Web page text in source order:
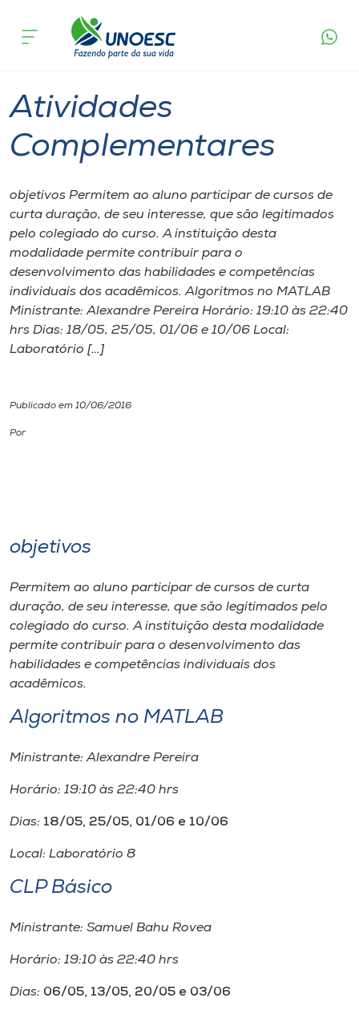
Cursos
Pesquisa
Portal de Ensino
A
Internacionalização
CPA
Biblioteca
Editora
Rádio
Museu
Store
o idioma
A+
Atividades
Complementares
objetivos Permitem ao aluno participar de cursos de
curta duração, de seu interesse, que são legitimados
pelo colegiado do curso. A instituição desta
modalidade permite contribuir para o
desenvolvimento das habilidades e competências
individuais dos acadêmicos. Algoritmos no MATLAB
Ministrante: Alexandre Pereira Horário: 19:10 às 22:40
hrs Dias: 18/05, 25/05, 01/06 e 10/06 Local:
Laboratório […]
Publicado em 10/06/2016
Por
objetivos
Permitem ao aluno participar de cursos de curta
duração, de seu interesse, que são legitimados pelo
colegiado do curso. A instituição desta modalidade
permite contribuir para o desenvolvimento das
habilidades e competências individuais dos
acadêmicos.
Algoritmos no MATLAB
Ministrante: Alexandre Pereira
Horário: 19:10 às 22:40 hrs
Dias: 18/05, 25/05, 01/06 e 10/06
Local: Laboratório 8
CLP Básico
Ministrante: Samuel Bahu Rovea
Horário: 19:10 às 22:40 hrs
Dias: 06/05, 13/05, 20/05 e 03/06